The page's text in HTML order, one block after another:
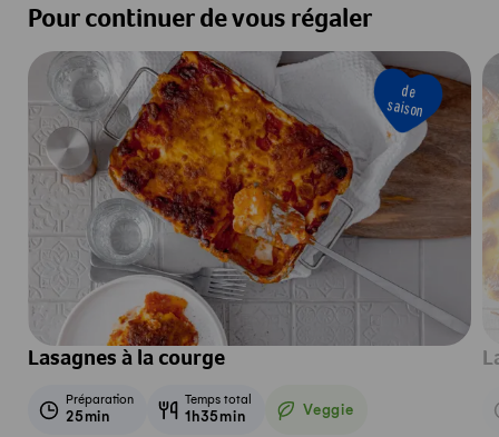
Pour continuer de vous régaler
de
saison
Lasagnes à la courge
Préparation
25min
Temps total
1h35min Veggie
Veggie